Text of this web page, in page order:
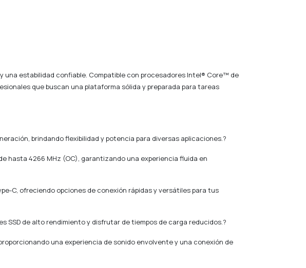
una estabilidad confiable. Compatible con procesadores Intel® Core™ de
que buscan una plataforma sólida y preparada para tareas
brindando flexibilidad y potencia para diversas aplicaciones.?
hasta 4266 MHz (OC), garantizando una experiencia fluida en
C, ofreciendo opciones de conexión rápidas y versátiles para tus
SSD de alto rendimiento y disfrutar de tiempos de carga reducidos.?
una experiencia de sonido envolvente y una conexión de